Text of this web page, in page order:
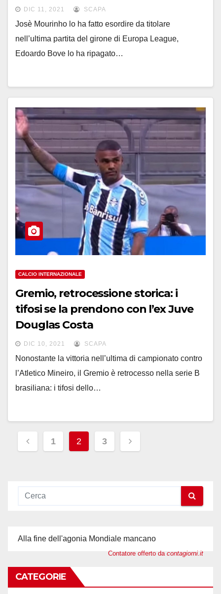
DIC 11, 2021 SCAPA
Josè Mourinho lo ha fatto esordire da titolare
nell’ultima partita del girone di Europa League,
Edoardo Bove lo ha ripagato…
CALCIO INTERNAZIONALE
Gremio, retrocessione storica: i
tifosi se la prendono con l’ex Juve
Douglas Costa
DIC 10, 2021 SCAPA
Nonostante la vittoria nell’ultima di campionato contro
l’Atletico Mineiro, il Gremio è retrocesso nella serie B
brasiliana: i tifosi dello…
Paginazione
1 2 3
Alla fine dell'agonia Mondiale mancano
Contatore offerto da contagiorni.it
CATEGORIE